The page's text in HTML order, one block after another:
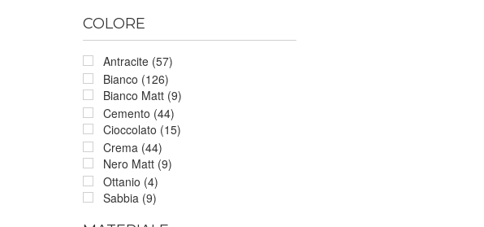
COLORE
Antracite (57)
Bianco (126)
Bianco Matt (9)
Cemento (44)
Cioccolato (15)
Crema (44)
Nero Matt (9)
Ottanio (4)
Sabbia (9)